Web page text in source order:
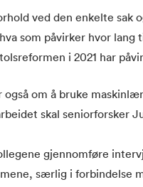
ved den enkelte sak
som påvirker hvor
i 2021 har
også om å bruke
skal seniorforsker
gjennomføre
særlig i forbindelse